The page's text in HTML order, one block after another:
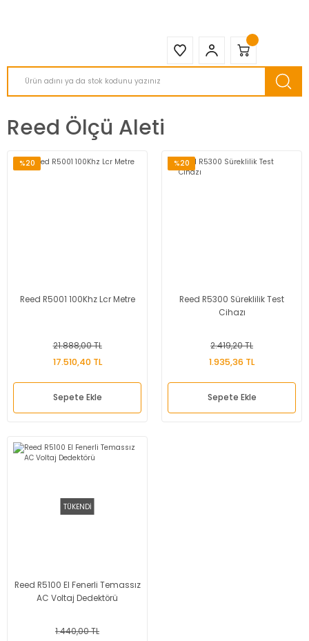
Reed Ölçü Aleti
%20
Reed R5001 100Khz Lcr Metre
21.888,00 TL
17.510,40 TL
Sepete Ekle
%20
Reed R5300 Süreklilik Test
Cihazı
2.419,20 TL
1.935,36 TL
Sepete Ekle
TÜKENDİ
Reed R5100 El Fenerli Temassız
AC Voltaj Dedektörü
1.440,00 TL